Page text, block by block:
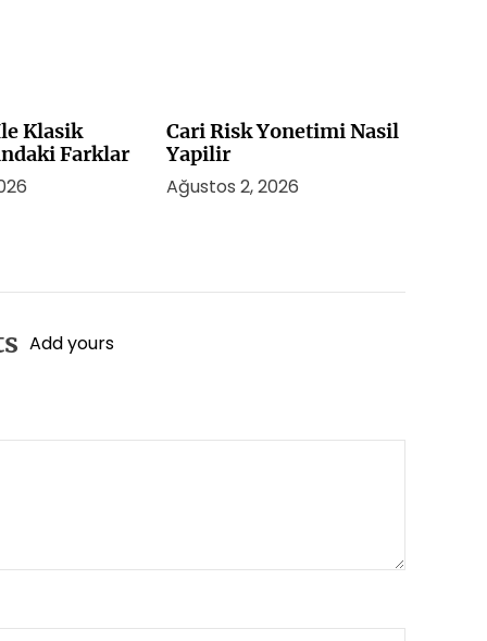
Klasik
Farklar
Cari Risk Yonetimi Nasil
Yapilir
Ağustos 2, 2026
Add yours